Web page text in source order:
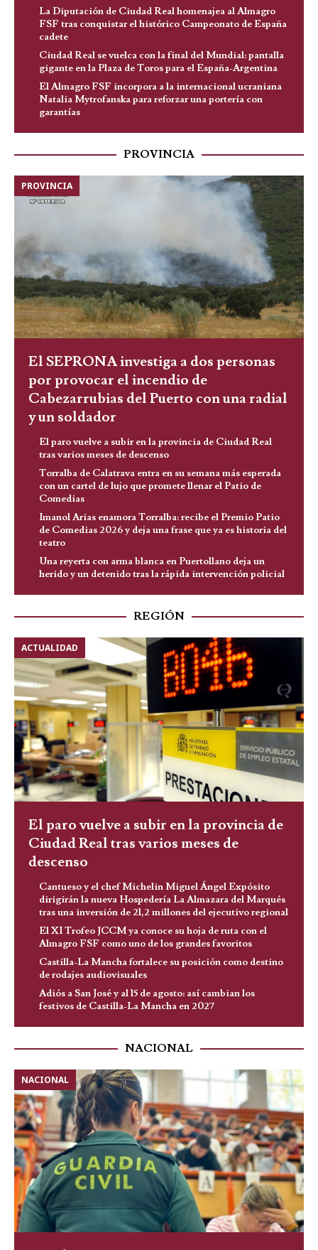
La Diputación de Ciudad Real homenajea al Almagro
FSF tras conquistar el histórico Campeonato de España
cadete
Ciudad Real se vuelca con la final del Mundial: pantalla
gigante en la Plaza de Toros para el España-Argentina
El Almagro FSF incorpora a la internacional ucraniana
Natalia Mytrofanska para reforzar una portería con
garantías
PROVINCIA
PROVINCIA
El SEPRONA investiga a dos personas
por provocar el incendio de
Cabezarrubias del Puerto con una radial
y un soldador
El paro vuelve a subir en la provincia de Ciudad Real
tras varios meses de descenso
Torralba de Calatrava entra en su semana más esperada
con un cartel de lujo que promete llenar el Patio de
Comedias
Imanol Arias enamora Torralba: recibe el Premio Patio
de Comedias 2026 y deja una frase que ya es historia del
teatro
Una reyerta con arma blanca en Puertollano deja un
herido y un detenido tras la rápida intervención policial
REGIÓN
ACTUALIDAD
El paro vuelve a subir en la provincia de
Ciudad Real tras varios meses de
descenso
Cantueso y el chef Michelin Miguel Ángel Expósito
dirigirán la nueva Hospedería La Almazara del Marqués
tras una inversión de 21,2 millones del ejecutivo regional
El XI Trofeo JCCM ya conoce su hoja de ruta con el
Almagro FSF como uno de los grandes favoritos
Castilla-La Mancha fortalece su posición como destino
de rodajes audiovisuales
Adiós a San José y al 15 de agosto: así cambian los
festivos de Castilla-La Mancha en 2027
NACIONAL
NACIONAL